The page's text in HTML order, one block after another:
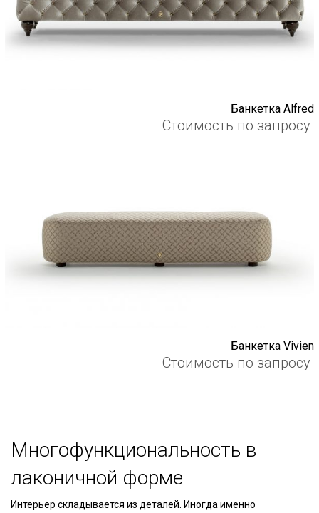
Банкетка Alfred
Стоимость по запросу
Банкетка Vivien
Стоимость по запросу
Многофункциональность в
лаконичной форме
Интерьер складывается из деталей. Иногда именно